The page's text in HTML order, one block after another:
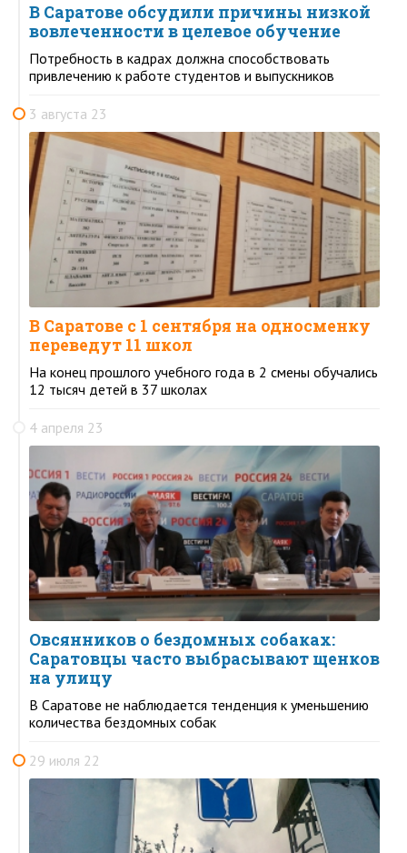
В Саратове обсудили причины низкой
вовлеченности в целевое обучение
Потребность в кадрах должна способствовать
привлечению к работе студентов и выпускников
3 августа 23
В Саратове с 1 сентября на односменку
переведут 11 школ
На конец прошлого учебного года в 2 смены обучались
12 тысяч детей в 37 школах
4 апреля 23
Овсянников о бездомных собаках:
Саратовцы часто выбрасывают щенков
на улицу
В Саратове не наблюдается тенденция к уменьшению
количества бездомных собак
29 июля 22